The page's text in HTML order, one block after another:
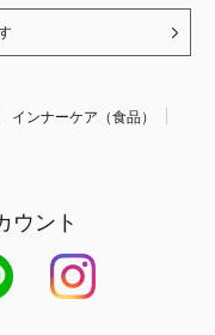
インナーケア（食品）
ウント